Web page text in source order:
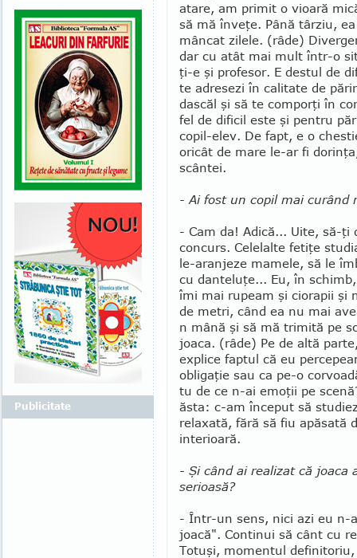
ata­re, am primit o vioară
să mă înveţe. Până târziu,
mâncat zilele. (râde)
dar cu atât mai mult într-o
ţi-e şi profesor. E destul de
te adresezi în calitate de
das­căl şi să te comporţi în
fel de dificil este şi pen­tru
copil-elev. De fapt, e o
oricât de mare le-ar fi
scân­tei.
- Ai fost un copil mai curând
- Cam da! Adică... Uite, să-
concurs. Celelalte fetiţe
le-aranjeze mamele, să le
cu danteluţe... Eu, în
îmi mai rupeam şi cio­rapii şi
de metri, când ea nu mai
n mână şi să mă trimită pe
joaca. (râde) Pe de altă
explice fap­tul că eu
obli­gaţie sau ca pe-o
tu de ce n-ai emoţii pe
ăsta: c-am început să
relaxată, fără să fiu apăsată
interioară.
- Şi când ai realizat că joaca
serioasă?
- Într-un sens, nici azi eu n-
joacă". Continui să cânt cu
Totuşi, mo­mentul
Publicitate